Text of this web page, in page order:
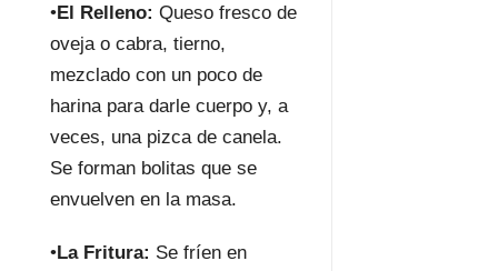
•El Relleno: Queso fresco de
oveja o cabra, tierno,
mezclado con un poco de
harina para darle cuerpo y, a
veces, una pizca de canela.
Se forman bolitas que se
envuelven en la masa.
•La Fritura: Se fríen en